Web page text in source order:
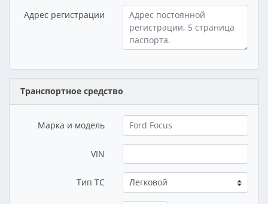
Адрес регистрации
Транспортное средство
Марка и модель
VIN
Тип ТС